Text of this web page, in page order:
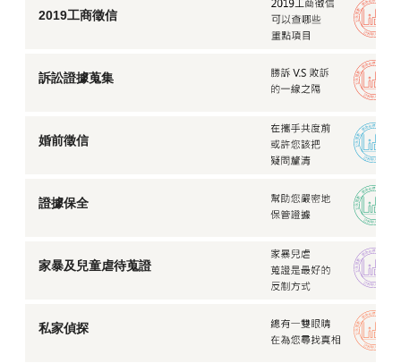
2019工商徵信
訴訟證據蒐集
婚前徵信
證據保全
家暴及兒童虐待蒐證
私家偵探